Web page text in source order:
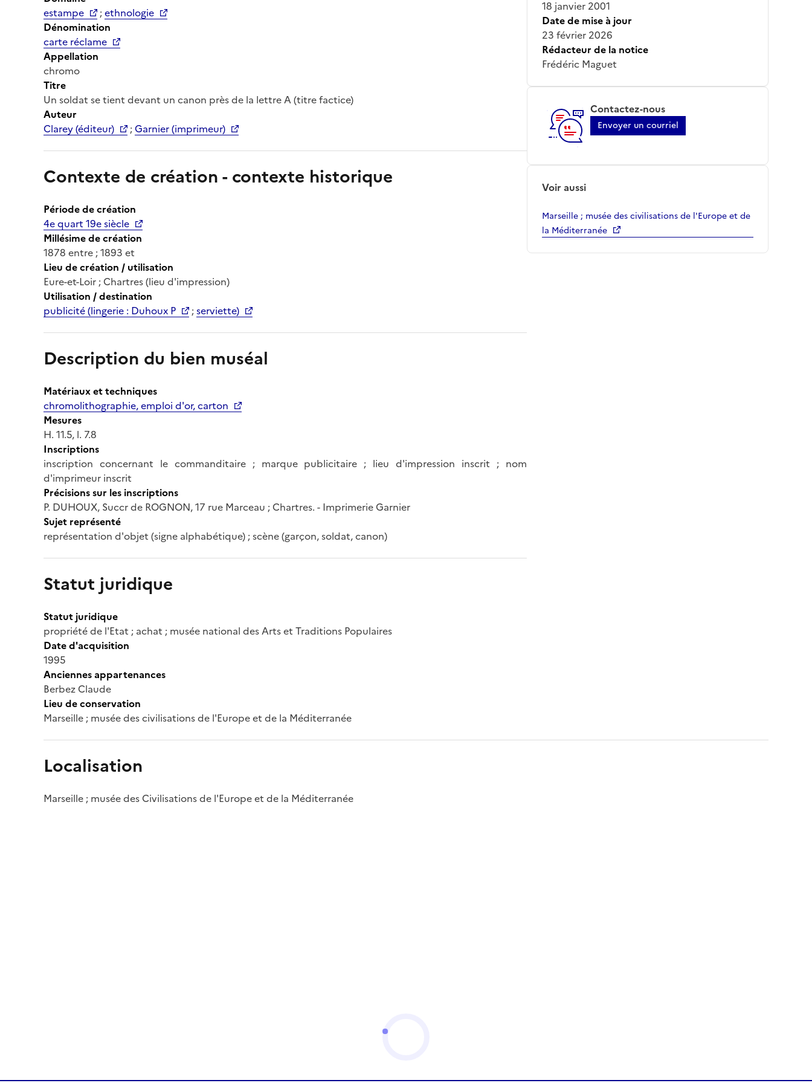
estampe
;ethnologie
Dénomination
carte réclame
Appellation
chromo
Titre
Un soldat se tient devant un canon près de la lettre A (titre factice)
Auteur
Clarey (éditeur)
;Garnier (imprimeur)
Contexte de création - contexte historique
Période de création
4e quart 19e siècle
Millésime de création
1878 entre ; 1893 et
Lieu de création / utilisation
Eure-et-Loir ; Chartres (lieu d'impression)
Utilisation / destination
publicité (lingerie : Duhoux P
;serviette)
Description du bien muséal
Matériaux et techniques
chromolithographie, emploi d'or, carton
Mesures
H. 11.5, l. 7.8
Inscriptions
inscription concernant le commanditaire ; marque publicitaire ; lieu d'impression inscrit ; nom
d'imprimeur inscrit
Précisions sur les inscriptions
P. DUHOUX, Succr de ROGNON, 17 rue Marceau ; Chartres. - Imprimerie Garnier
Sujet représenté
représentation d'objet (signe alphabétique) ; scène (garçon, soldat, canon)
Statut juridique
Statut juridique
propriété de l'Etat ; achat ; musée national des Arts et Traditions Populaires
Date d'acquisition
1995
Anciennes appartenances
Berbez Claude
Lieu de conservation
Marseille ; musée des civilisations de l'Europe et de la Méditerranée
18 janvier 2001
Date de mise à jour
23 février 2026
Rédacteur de la notice
Frédéric Maguet
Contactez-nous
Envoyer un courriel
Voir aussi
Marseille ; musée des civilisations de l'Europe et de
la Méditerranée
Localisation
Marseille ; musée des Civilisations de l'Europe et de la Méditerranée